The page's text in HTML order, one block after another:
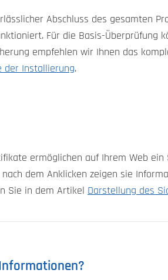
Abschluss des gesamten
Für die Basis-Überprüfung
empfehlen wir Ihnen das
der Installierung.
ermöglichen auf Ihrem Web
dem Anklicken zeigen sie
Sie in dem Artikel Darstellung des